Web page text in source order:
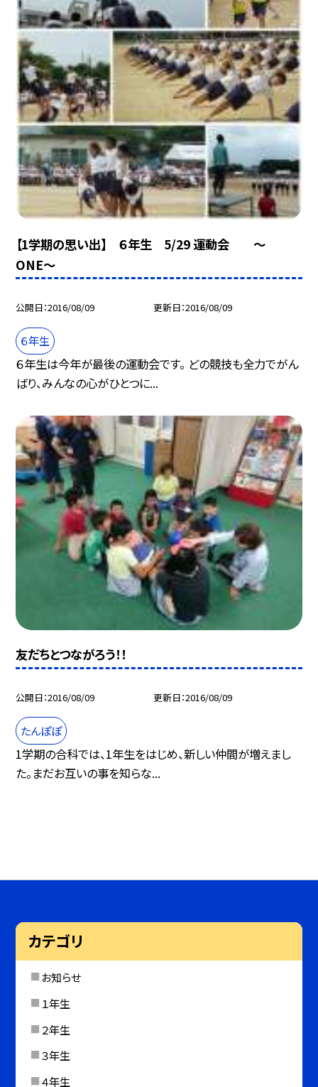
【1学期の思い出】 ６年生 5/29 運動会 〜
ONE〜
公開日 2016/08/09 更新日 2016/08/09
６年生
６年生は今年が最後の運動会です。 どの競技も全力でがん
ばり、みんなの心がひとつに...
友だちとつながろう！！
公開日 2016/08/09 更新日 2016/08/09
たんぽぽ
1学期の合科では、1年生をはじめ、新しい仲間が増えまし
た。まだお互いの事を知らな...
カテゴリ
お知らせ
１年生
２年生
３年生
４年生